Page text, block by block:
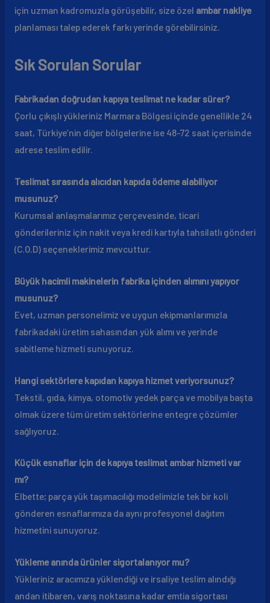
için uzman kadromuzla görüşebilir, size özel ambar nakliye
planlaması talep ederek farkı yerinde görebilirsiniz.
Sık Sorulan Sorular
Fabrikadan doğrudan kapıya teslimat ne kadar sürer?
Çorlu çıkışlı yükleriniz Marmara Bölgesi içinde genellikle 24
saat, Türkiye’nin diğer bölgelerine ise 48-72 saat içerisinde
adrese teslim edilir.
Teslimat sırasında alıcıdan kapıda ödeme alabiliyor
musunuz?
Kurumsal anlaşmalarımız çerçevesinde, ticari
gönderileriniz için nakit veya kredi kartıyla tahsilatlı gönderi
(C.O.D) seçeneklerimiz mevcuttur.
Büyük hacimli makinelerin fabrika içinden alımını yapıyor
musunuz?
Evet, uzman personelimiz ve uygun ekipmanlarımızla
fabrikadaki üretim sahasından yük alımı ve yerinde
sabitleme hizmeti sunuyoruz.
Hangi sektörlere kapıdan kapıya hizmet veriyorsunuz?
Tekstil, gıda, kimya, otomotiv yedek parça ve mobilya başta
olmak üzere tüm üretim sektörlerine entegre çözümler
sağlıyoruz.
Küçük esnaflar için de kapıya teslimat ambar hizmeti var
mı?
Elbette; parça yük taşımacılığı modelimizle tek bir koli
gönderen esnaflarımıza da aynı profesyonel dağıtım
hizmetini sunuyoruz.
Yükleme anında ürünler sigortalanıyor mu?
Yükleriniz aracımıza yüklendiği ve irsaliye teslim alındığı
andan itibaren, varış noktasına kadar emtia sigortası